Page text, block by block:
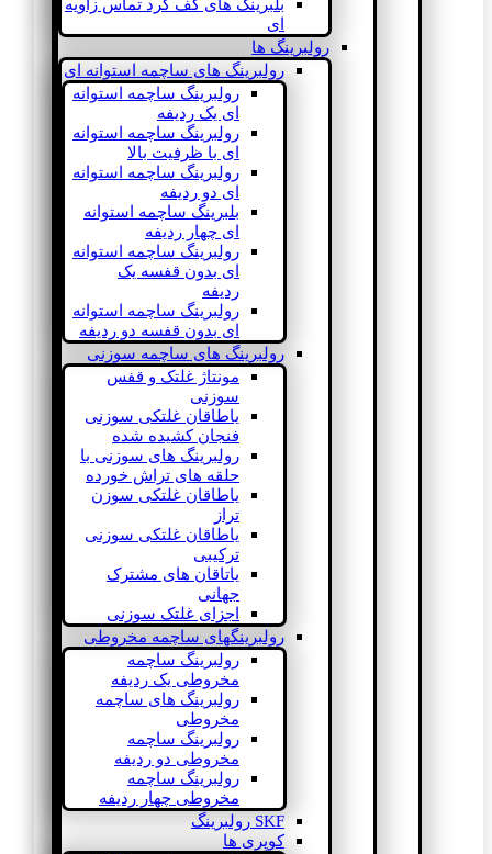
بلبرینگ های کف گرد تماس زاویه
ای
رولبرینگ ها
رولبرینگ های ساچمه استوانه ای
رولبرینگ ساچمه استوانه
ای یک ردیفه
رولبرینگ ساچمه استوانه
ای با ظرفیت بالا
رولبرینگ ساچمه استوانه
ای دو ردیفه
بلبرینگ ساچمه استوانه
ای چهار ردیفه
رولبرینگ ساچمه استوانه
ای بدون قفسه یک
ردیفه
رولبرینگ ساچمه استوانه
ای بدون قفسه دو ردیفه
رولبرینگ های ساچمه سوزنی
مونتاژ غلتک و قفس
سوزنی
یاطاقان غلتکی سوزنی
فنجان کشیده شده
رولبرینگ های سوزنی با
حلقه های تراش خورده
یاطاقان غلتکی سوزن
تراز
یاطاقان غلتکی سوزنی
ترکیبی
یاتاقان های مشترک
جهانی
اجزای غلتک سوزنی
رولبرینگهای ساچمه مخروطی
رولبرینگ ساچمه
مخروطی یک ردیفه
رولبرینگ های ساچمه
مخروطی
رولبرینگ ساچمه
مخروطی دو ردیفه
رولبرینگ ساچمه
مخروطی چهار ردیفه
SKF رولبرینگ
کوپری ها